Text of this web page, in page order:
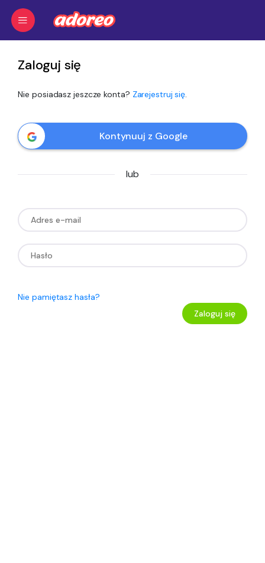
Zaloguj się
Nie posiadasz jeszcze konta? Zarejestruj się.
Kontynuuj z Google
lub
Nie pamiętasz hasła?
Zaloguj się